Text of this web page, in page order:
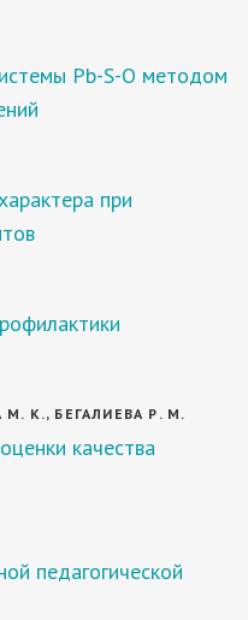
Pb-S-O методом
при
К., БЕГАЛИЕВА Р. М.
качества
педагогической